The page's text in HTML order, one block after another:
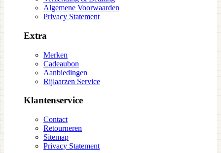
Algemene Voorwaarden
Privacy Statement
Extra
Merken
Cadeaubon
Aanbiedingen
Rijlaarzen Service
Klantenservice
Contact
Retourneren
Sitemap
Privacy Statement